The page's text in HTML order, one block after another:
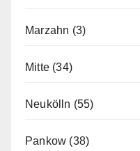
Marzahn (3)
Mitte (34)
Neukölln (55)
Pankow (38)